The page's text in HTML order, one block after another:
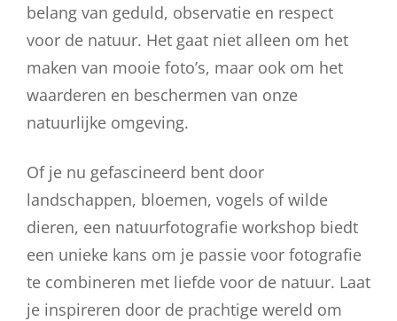
belang van geduld, observatie en respect
voor de natuur. Het gaat niet alleen om het
maken van mooie foto’s, maar ook om het
waarderen en beschermen van onze
natuurlijke omgeving.
Of je nu gefascineerd bent door
landschappen, bloemen, vogels of wilde
dieren, een natuurfotografie workshop biedt
een unieke kans om je passie voor fotografie
te combineren met liefde voor de natuur. Laat
je inspireren door de prachtige wereld om